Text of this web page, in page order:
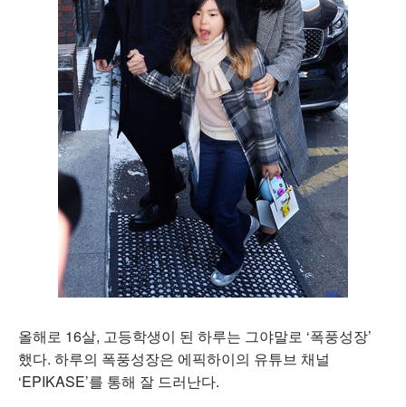
올해로 16살, 고등학생이 된 하루는 그야말로 ‘폭풍성장’
했다. 하루의 폭풍성장은 에픽하이의 유튜브 채널
‘EPIKASE’를 통해 잘 드러난다.